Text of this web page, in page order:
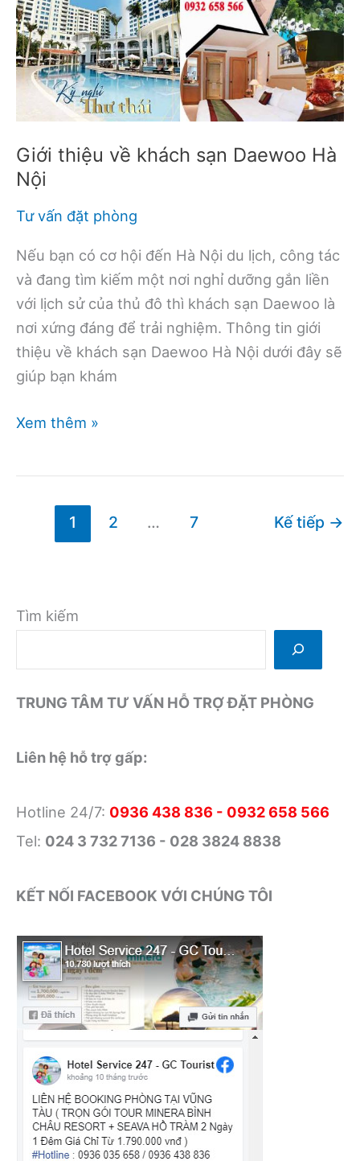
Nẵng
–
Ưu
đãi
khách
đoàn
Giới thiệu về khách sạn Daewoo Hà
Nội
Tư vấn đặt phòng
Nếu bạn có cơ hội đến Hà Nội du lịch, công tác
và đang tìm kiếm một nơi nghỉ dưỡng gắn liền
với lịch sử của thủ đô thì khách sạn Daewoo là
nơi xứng đáng để trải nghiệm. Thông tin giới
thiệu về khách sạn Daewoo Hà Nội dưới đây sẽ
giúp bạn khám
Giới
Daewoo
Xem thêm »
1 2 … 7 Kế tiếp →
Tìm kiếm
TRUNG TÂM TƯ VẤN HỖ TRỢ ĐẶT PHÒNG
Liên hệ hỗ trợ gấp:
Hotline 24/7: 0936 438 836 - 0932 658 566
Tel: 024 3 732 7136 - 028 3824 8838
KẾT NỐI FACEBOOK VỚI CHÚNG TÔI